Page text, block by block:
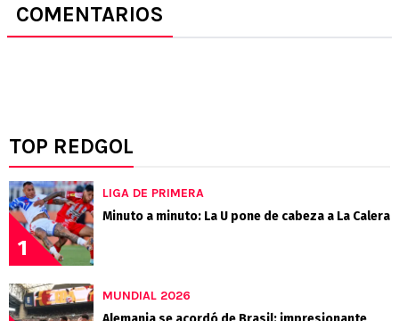
COMENTARIOS
TOP REDGOL
1
LIGA DE PRIMERA
Minuto a minuto: La U pone de cabeza a La Calera
MUNDIAL 2026